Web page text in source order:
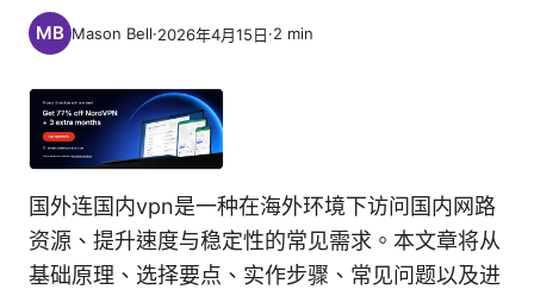
Mason Bell·2026年4月15日·2 min
国外连国内vpn是一种在海外环境下访问国内网路
资源、提升速度与稳定性的常见需求。本文章将从
基础原理、选择要点、实作步骤、常见问题以及进